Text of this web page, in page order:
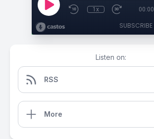
1x 00:00
SUBSCRIBE
Listen on:
RSS
More